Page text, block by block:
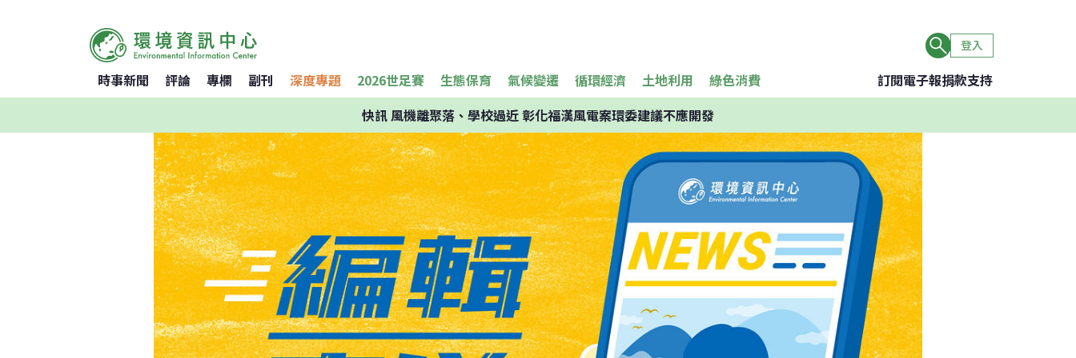
登入
時事新聞 評論 專欄 副刊 深度專題 2026世足賽 生態保育 氣候變遷 循環經濟 土地利用 綠色消費 訂閱電子報捐款支持
快訊風機離聚落、學校過近 彰化福漢風電案環委建議不應開發